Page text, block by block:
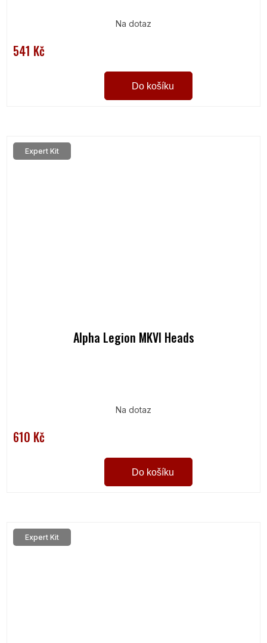
Na dotaz
541 Kč
Do košíku
Expert Kit
Alpha Legion MKVI Heads
Na dotaz
610 Kč
Do košíku
Expert Kit